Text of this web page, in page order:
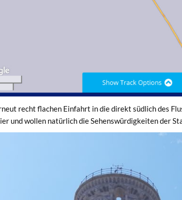
recht flachen Einfahrt in die direkt südlich des
und wollen natürlich die Sehenswürdigkeiten der